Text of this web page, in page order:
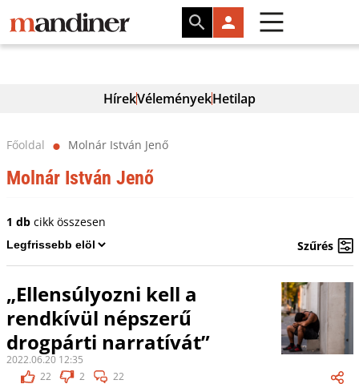
HírekVéleményekHetilap
Főoldal ⬤ Molnár István Jenő
Molnár István Jenő
1 dbcikk összesen
Szűrés
„Ellensúlyozni kell a
rendkívül népszerű
drogpárti narratívát”
2022.06.20 12:35
22
2 22